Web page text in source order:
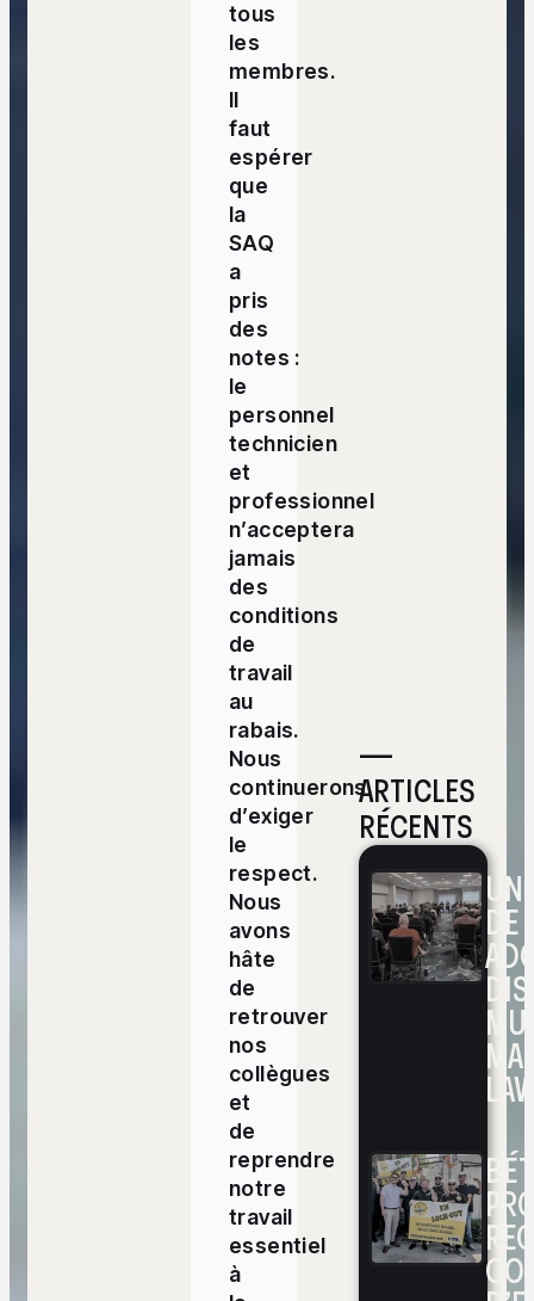
—
ARTICLES
RÉCENTS
DE
tous
les
membres.
Il
faut
espérer
que
la
SAQ
a
pris
des
notes :
le
personnel
technicien
et
professionnel
n’acceptera
jamais
des
conditions
de
travail
au
rabais.
Nous
continuerons
d’exiger
le
respect.
Nous
avons
hâte
de
retrouver
nos
collègues
et
de
reprendre
notre
travail
essentiel
à